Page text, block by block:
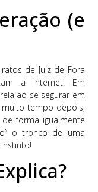
(e
de Juiz de Fora
a internet. Em
ao se segurar em
tempo depois,
forma igualmente
o tronco de uma